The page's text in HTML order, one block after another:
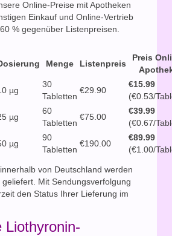
Online-Preise mit Apotheken
Einkauf und Online-Vertrieb
% gegenüber Listenpreisen.
Menge Listenpreis
Preis
µg
30
Tabletten
€29.90
€15.99
(€0.53/
µg
60
Tabletten
€75.00
€39.99
(€0.67/
µg
90
Tabletten
€190.00
€89.99
(€1.00/
von Deutschland werden
Mit Sendungsverfolgung
den Status Ihrer Lieferung im
Liothyronin-